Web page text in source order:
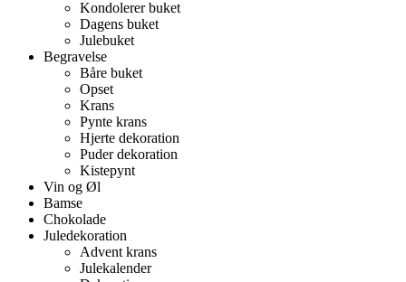
Kondolerer buket
Dagens buket
Julebuket
Begravelse
Båre buket
Opset
Krans
Pynte krans
Hjerte dekoration
Puder dekoration
Kistepynt
Vin og Øl
Bamse
Chokolade
Juledekoration
Advent krans
Julekalender